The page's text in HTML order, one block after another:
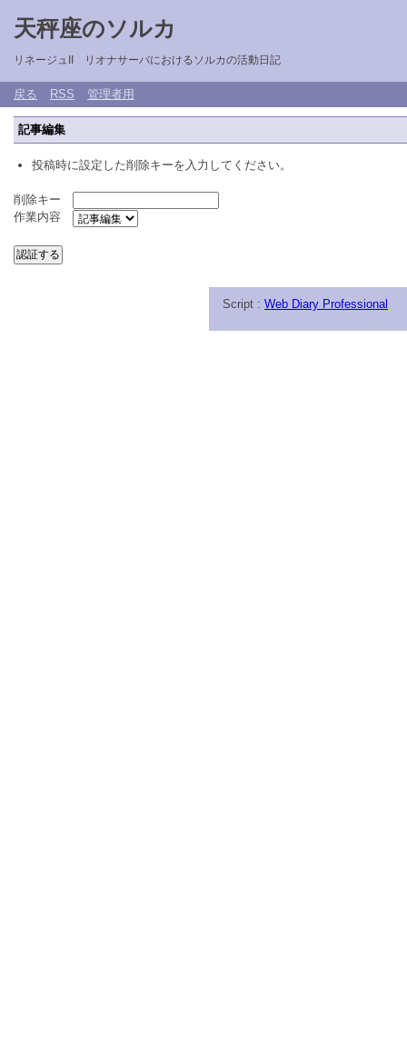
天秤座のソルカ
リネージュII リオナサーバにおけるソルカの活動日記
戻る RSS 管理者用
記事編集
投稿時に設定した削除キーを入力してください。
削除キー
作業内容
Script : Web Diary Professional